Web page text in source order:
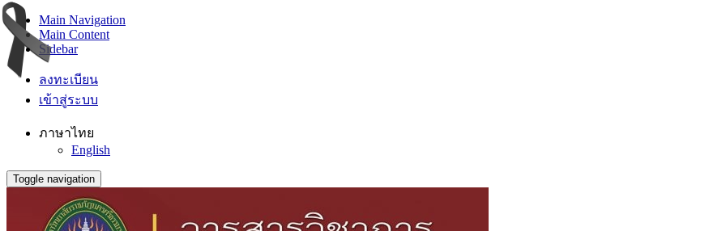
Main Navigation
Main Content
Sidebar
ลงทะเบียน
เข้าสู่ระบบ
ภาษาไทย
English
Toggle navigation